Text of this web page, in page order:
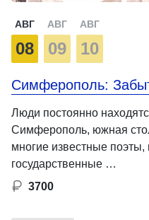
АВГ
08
АВГ
09
АВГ
10
Симферополь:
Люди постоянно
Симферополь, южная
многие известные поэты,
государственные …
3700